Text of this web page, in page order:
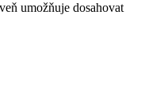
umožňuje dosahovat